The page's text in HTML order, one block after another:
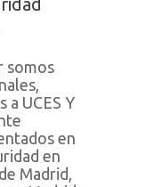
somos
a UCES Y
en
en
Madrid,